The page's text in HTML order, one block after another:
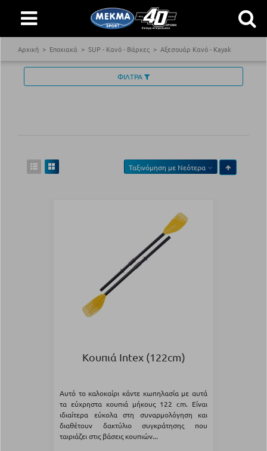
Αρχική Εποχιακά SUP - Κανό - Βάρκες Αξεσουάρ Κανό - Kayak
ΦΙΛΤΡΑ
Ταξινόμηση με Νεότερα
Κουπιά Intex (122cm)
Aυτό το καλοκαίρι κάντε κωπηλασία με αυτά
τα εύχρηστα κουπιά μήκους 122 cm. Είναι
ιδιαίτερα εύκολα στη συναρμολόγηση και
διαθέτουν δακτύλιο συγκράτησης που
ταιριάζει στις βάσεις κουπιών...